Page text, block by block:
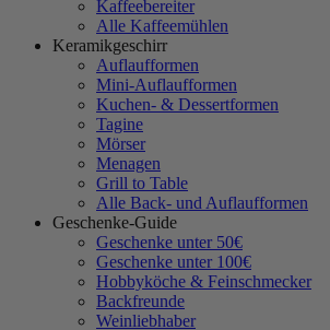
Kaffeebereiter
Alle Kaffeemühlen
Keramikgeschirr
Auflaufformen
Mini-Auflaufformen
Kuchen- & Dessertformen
Tagine
Mörser
Menagen
Grill to Table
Alle Back- und Auflaufformen
Geschenke-Guide
Geschenke unter 50€
Geschenke unter 100€
Hobbyköche & Feinschmecker
Backfreunde
Weinliebhaber